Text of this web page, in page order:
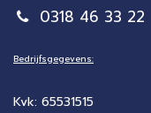
0318 46 33 22
Bedrijfsgegevens:
Kvk: 65531515